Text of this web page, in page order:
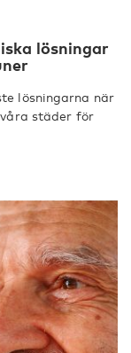
lösningar
lösningarna när
städer för